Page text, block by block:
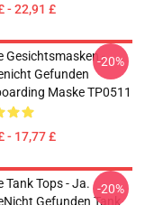
- 22,91 £
Gesichtsmasken -
Gefunden
Maske TP0511
- 17,77 £
-20%
Tank Tops - Ja.
Gefunden Tank
-20%